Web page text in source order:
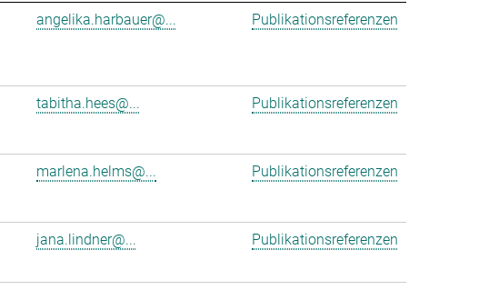
angelika.harbauer@... Publikationsreferenzen
tabitha.hees@... Publikationsreferenzen
marlena.helms@... Publikationsreferenzen
jana.lindner@... Publikationsreferenzen